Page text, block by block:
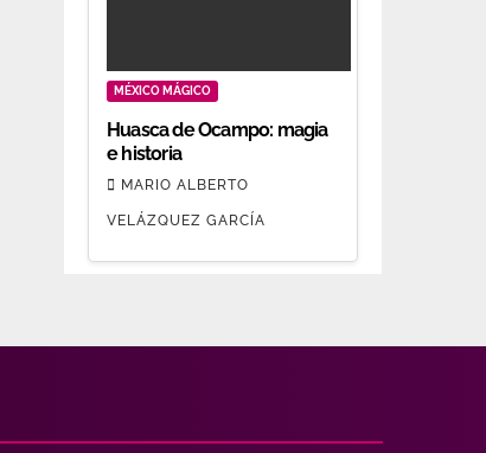
MÉXICO MÁGICO
Huasca de Ocampo: magia
e historia
MARIO ALBERTO
VELÁZQUEZ GARCÍA